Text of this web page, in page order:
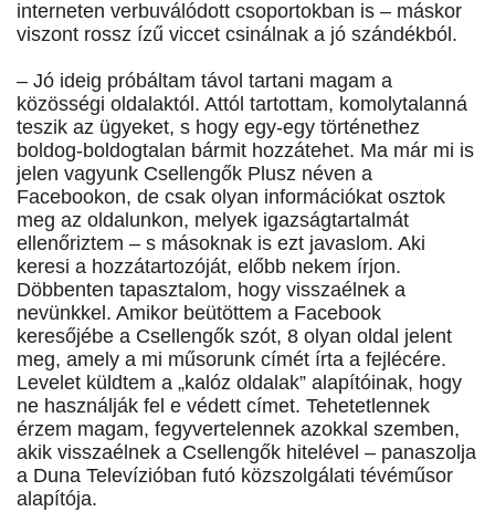
interneten verbuválódott csoportokban is – máskor
viszont rossz ízű viccet csinálnak a jó szándékból.
– Jó ideig próbáltam távol tartani magam a
közösségi oldalaktól. Attól tartottam, komolytalanná
teszik az ügyeket, s hogy egy-egy történethez
boldog-boldogtalan bármit hozzátehet. Ma már mi is
jelen vagyunk Csellengők Plusz néven a
Facebookon, de csak olyan információkat osztok
meg az oldalunkon, melyek igazságtartalmát
ellenőriztem – s másoknak is ezt javaslom. Aki
keresi a hozzátartozóját, előbb nekem írjon.
Döbbenten tapasztalom, hogy visszaélnek a
nevünkkel. Amikor beütöttem a Facebook
keresőjébe a Csellengők szót, 8 olyan oldal jelent
meg, amely a mi műsorunk címét írta a fejlécére.
Levelet küldtem a „kalóz oldalak” alapítóinak, hogy
ne használják fel e védett címet. Tehetetlennek
érzem magam, fegyvertelennek azokkal szemben,
akik visszaélnek a Csellengők hitelével – panaszolja
a Duna Televízióban futó közszolgálati tévéműsor
alapítója.